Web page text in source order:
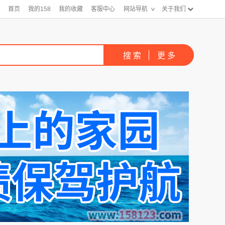
首页 我的158 我的收藏 客服中心 网站导航 关于我们